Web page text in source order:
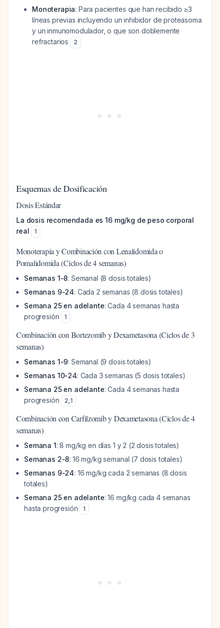
Monoterapia: Para pacientes que han recibido ≥3
líneas previas incluyendo un inhibidor de proteasoma
y un inmunomodulador, o que son doblemente
refractarios
2
Esquemas de Dosificación
Dosis Estándar
La dosis recomendada es 16 mg/kg de peso corporal
real
1
Monoterapia y Combinación con Lenalidomida o
Pomalidomida (Ciclos de 4 semanas)
Semanas 1-8: Semanal (8 dosis totales)
Semanas 9-24: Cada 2 semanas (8 dosis totales)
Semana 25 en adelante: Cada 4 semanas hasta
progresión
1
Combinación con Bortezomib y Dexametasona (Ciclos de 3
semanas)
Semanas 1-9: Semanal (9 dosis totales)
Semanas 10-24: Cada 3 semanas (5 dosis totales)
Semana 25 en adelante: Cada 4 semanas hasta
progresión
2,1
Combinación con Carfilzomib y Dexametasona (Ciclos de 4
semanas)
Semana 1: 8 mg/kg en días 1 y 2 (2 dosis totales)
Semanas 2-8: 16 mg/kg semanal (7 dosis totales)
Semanas 9-24: 16 mg/kg cada 2 semanas (8 dosis
totales)
Semana 25 en adelante: 16 mg/kg cada 4 semanas
hasta progresión
1